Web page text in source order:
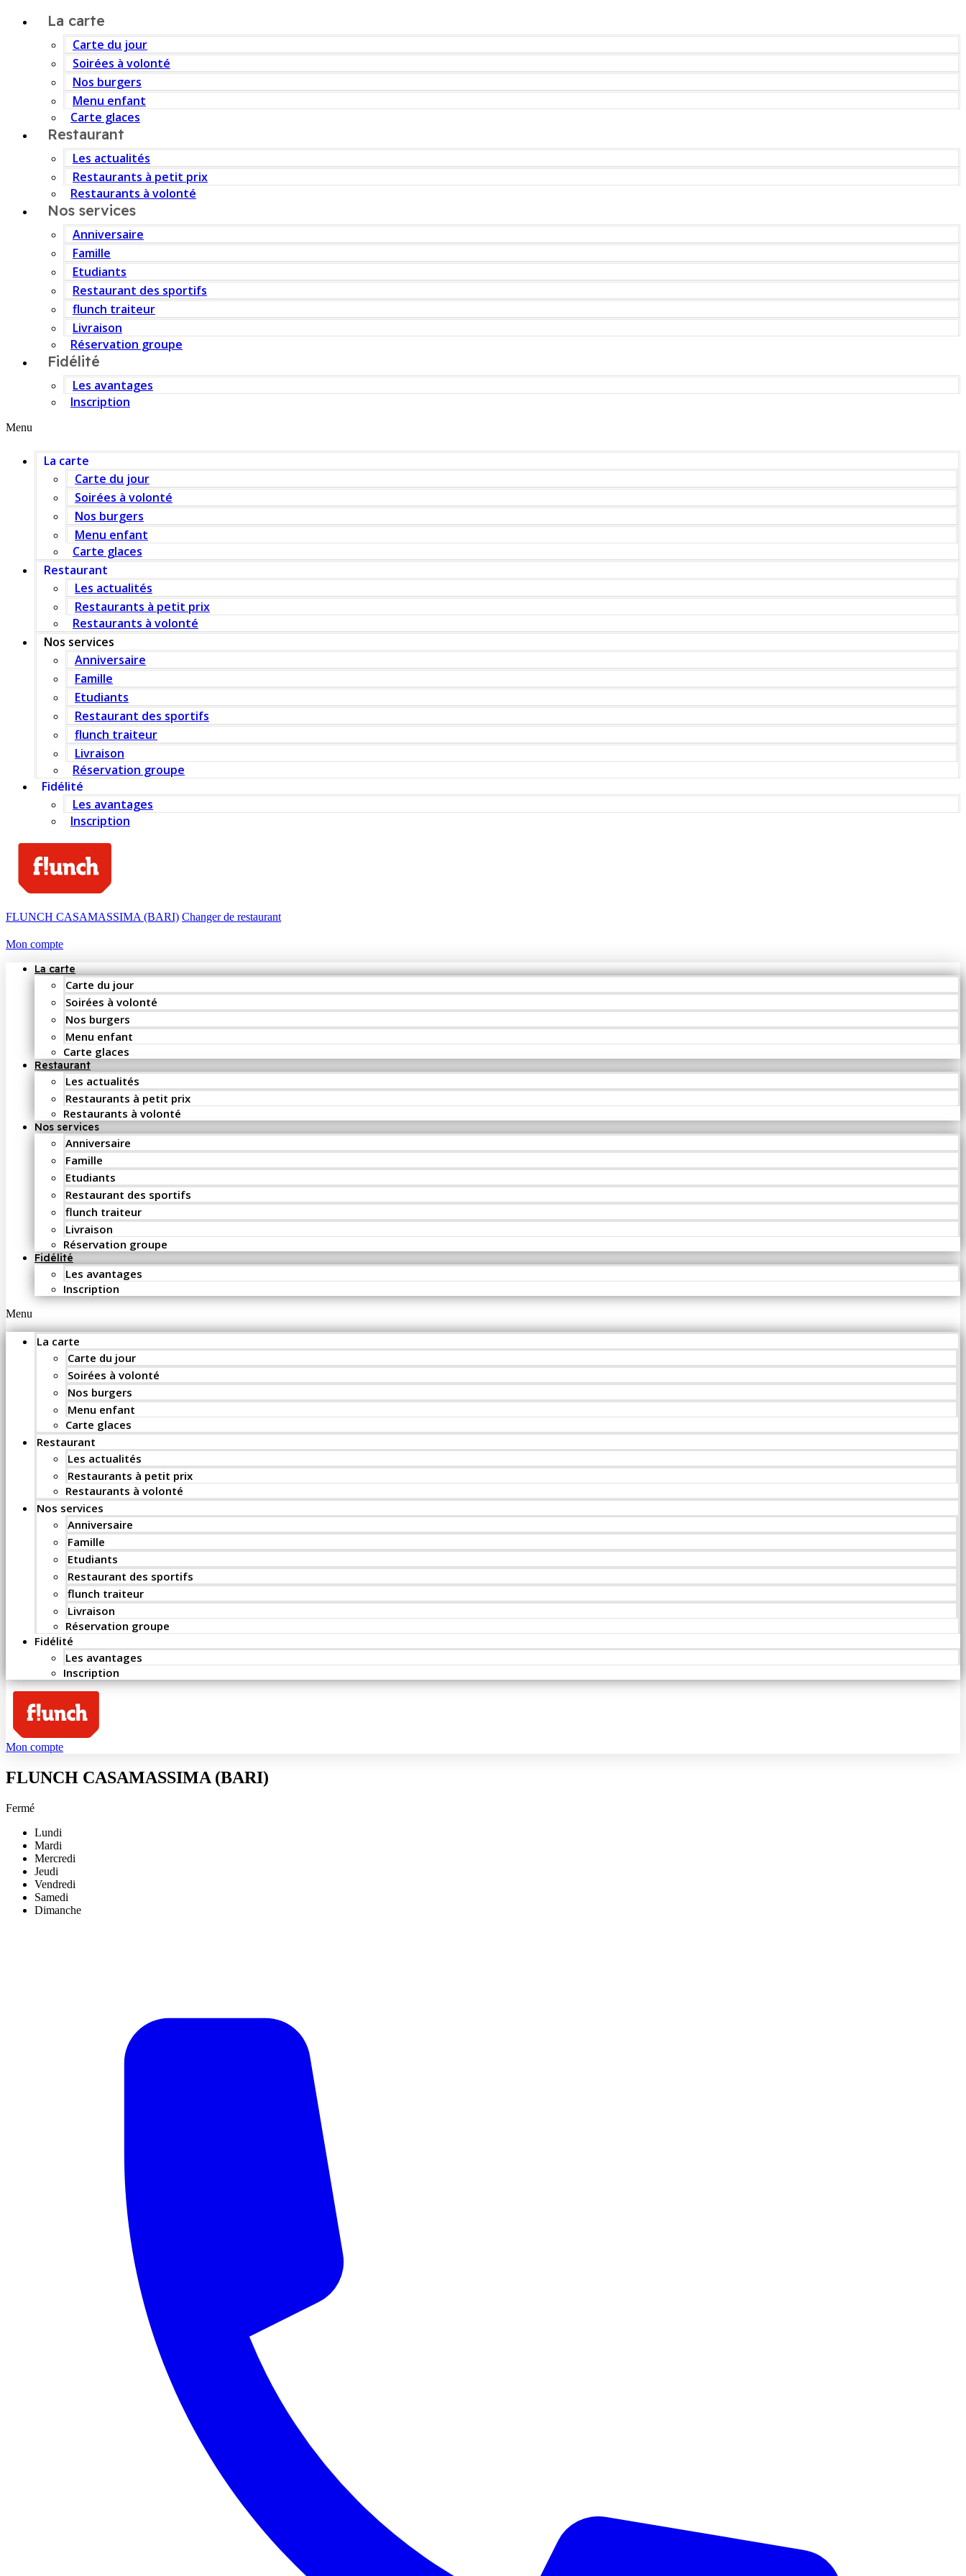
La carte
Carte du jour
Soirées à volonté
Nos burgers
Menu enfant
Carte glaces
Restaurant
Les actualités
Restaurants à petit prix
Restaurants à volonté
Nos services
Anniversaire
Famille
Etudiants
Restaurant des sportifs
flunch traiteur
Livraison
Réservation groupe
Fidélité
Les avantages
Inscription
Menu
La carte
Carte du jour
Soirées à volonté
Nos burgers
Menu enfant
Carte glaces
Restaurant
Les actualités
Restaurants à petit prix
Restaurants à volonté
Nos services
Anniversaire
Famille
Etudiants
Restaurant des sportifs
flunch traiteur
Livraison
Réservation groupe
Fidélité
Les avantages
Inscription
FLUNCH CASAMASSIMA (BARI) Changer de restaurant
Mon compte
La carte
Carte du jour
Soirées à volonté
Nos burgers
Menu enfant
Carte glaces
Restaurant
Les actualités
Restaurants à petit prix
Restaurants à volonté
Nos services
Anniversaire
Famille
Etudiants
Restaurant des sportifs
flunch traiteur
Livraison
Réservation groupe
Fidélité
Les avantages
Inscription
Menu
La carte
Carte du jour
Soirées à volonté
Nos burgers
Menu enfant
Carte glaces
Restaurant
Les actualités
Restaurants à petit prix
Restaurants à volonté
Nos services
Anniversaire
Famille
Etudiants
Restaurant des sportifs
flunch traiteur
Livraison
Réservation groupe
Fidélité
Les avantages
Inscription
Mon compte
FLUNCH CASAMASSIMA (BARI)
Fermé
Lundi
Mardi
Mercredi
Jeudi
Vendredi
Samedi
Dimanche